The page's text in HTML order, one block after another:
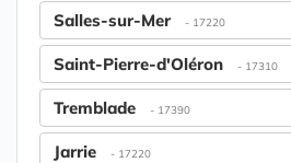
Salles-sur-Mer - 17220
Saint-Pierre-d'Oléron - 17310
Tremblade - 17390
Jarrie - 17220